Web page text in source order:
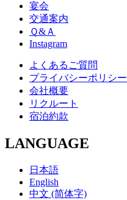
宴会
交通案内
Ｑ&Ａ
Instagram
よくあるご質問
プライバシーポリシー
会社概要
リクルート
宿泊約款
LANGUAGE
日本語
English
中文 (简体字)